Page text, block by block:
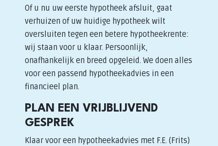
Of u nu uw eerste hypotheek afsluit, gaat
verhuizen of uw huidige hypotheek wilt
oversluiten tegen een betere hypotheekrente:
wij staan voor u klaar. Persoonlijk,
onafhankelijk en breed opgeleid. We doen alles
voor een passend hypotheekadvies in een
financieel plan.
PLAN EEN VRIJBLIJVEND
GESPREK
Klaar voor een hypotheekadvies met F.E. (Frits)